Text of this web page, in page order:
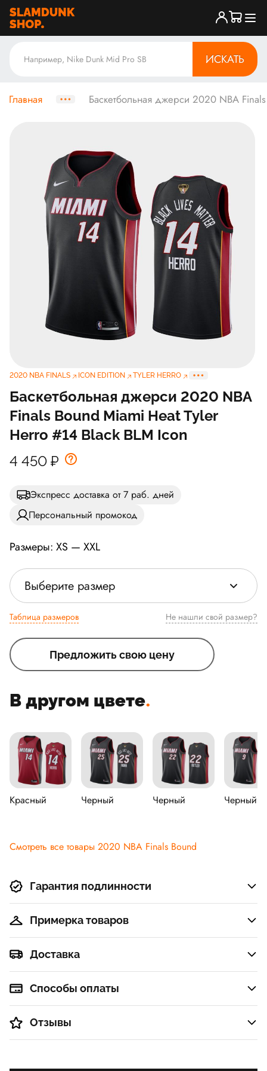
ИСКАТЬ
Главная Баскетбольная джерси 2020 NBA
2020 NBA FINALS ICON EDITION TYLER HERRO
Баскетбольная джерси 2020 NBA
Finals Bound Miami Heat Tyler
Herro #14 Black BLM Icon
4 450 ₽
Экспресс доставка от 7 раб. дней
Персональный промокод
Размеры: XS — XXL
Выберите размер
Таблица размеров Не нашли свой размер?
Предложить свою цену
В другом цвете.
Красный Черный Черный Черный
Смотреть все товары 2020 NBA Finals Bound
Гарантия подлинности
Примерка товаров
Доставка
Способы оплаты
Отзывы